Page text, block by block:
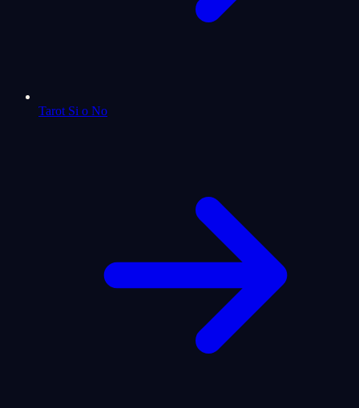
Tarot Si o No